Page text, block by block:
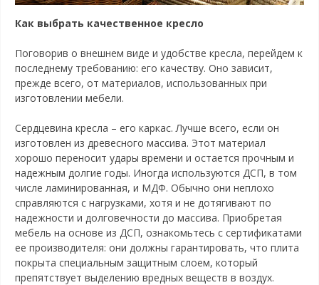
Как выбрать качественное кресло
Поговорив о внешнем виде и удобстве кресла, перейдем к
последнему требованию: его качеству. Оно зависит,
прежде всего, от материалов, использованных при
изготовлении мебели.
Сердцевина кресла – его каркас. Лучше всего, если он
изготовлен из древесного массива. Этот материал
хорошо переносит удары времени и остается прочным и
надежным долгие годы. Иногда используются ДСП, в том
числе ламинированная, и МДФ. Обычно они неплохо
справляются с нагрузками, хотя и не дотягивают по
надежности и долговечности до массива. Приобретая
мебель на основе из ДСП, ознакомьтесь с сертификатами
ее производителя: они должны гарантировать, что плита
покрыта специальным защитным слоем, который
препятствует выделению вредных веществ в воздух.